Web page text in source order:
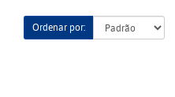
Ordenar por: